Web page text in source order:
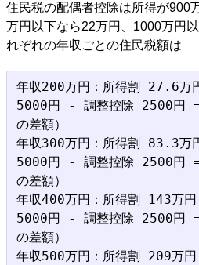
住民税の配偶者控除は所得が900
万円以下なら22万円、1000万円
れぞれの年収ごとの住民税額は
年収200万円：所得割 27.6
5000円 - 調整控除 2500円
の差額）
年収300万円：所得割 83.3
5000円 - 調整控除 2500円
の差額）
年収400万円：所得割 143万
5000円 - 調整控除 2500円
の差額）
年収500万円：所得割 209万